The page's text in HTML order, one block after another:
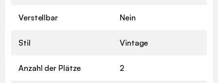
Verstellbar Nein
Stil Vintage
Anzahl der Plätze 2